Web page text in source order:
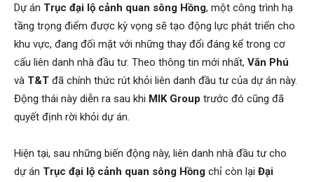
Dự án Trục đại lộ cảnh quan sông Hồng, một công trình hạ
tầng trọng điểm được kỳ vọng sẽ tạo động lực phát triển cho
khu vực, đang đối mặt với những thay đổi đáng kể trong cơ
cấu liên danh nhà đầu tư. Theo thông tin mới nhất, Văn Phú
và T&T đã chính thức rút khỏi liên danh đầu tư của dự án này.
Động thái này diễn ra sau khi MIK Group trước đó cũng đã
quyết định rời khỏi dự án.
Hiện tại, sau những biến động này, liên danh nhà đầu tư cho
dự án Trục đại lộ cảnh quan sông Hồng chỉ còn lại Đại